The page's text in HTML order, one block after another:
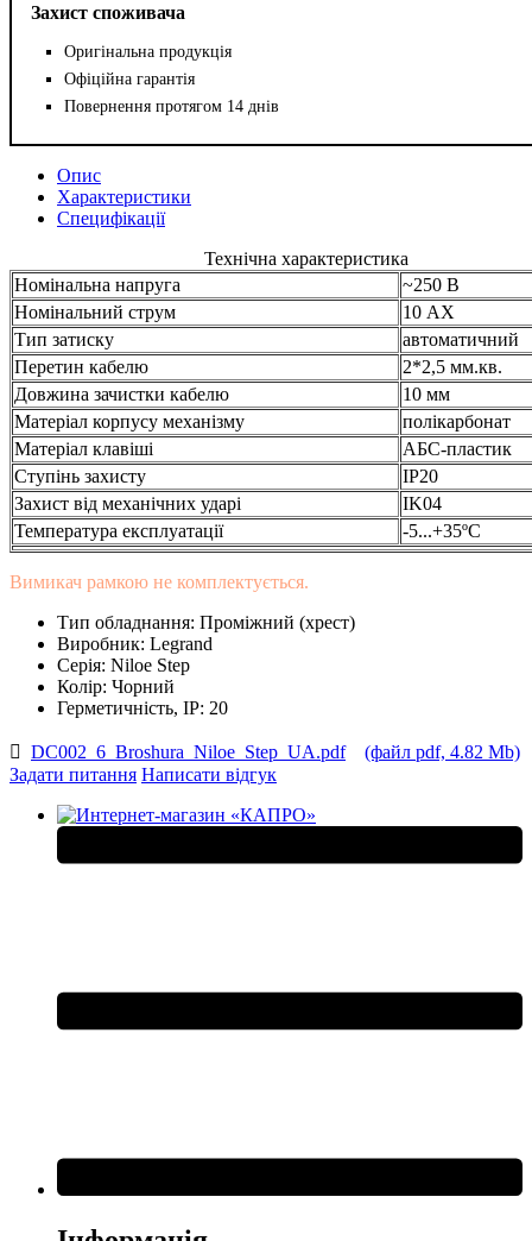
Захист споживача
Оригінальна продукція
Офіційна гарантія
Повернення протягом 14 днів
Опис
Характеристики
Специфікації
Технічна характеристика
Номінальна напруга
~250 В
Номінальний струм
10 АХ
Тип затиску
автоматичний
Перетин кабелю
2*2,5 мм.кв.
Довжина зачистки кабелю
10 мм
Матеріал корпусу механізму
полікарбонат
Матеріал клавіші
АБС-пластик
Ступінь захисту
IP20
Захист від механічних ударі
IK04
Температура експлуатації
-5...+35ºС
Вимикач рамкою не комплектується.
Тип обладнання: Проміжний (хрест)
Виробник: Legrand
Серія: Niloe Step
Колір: Чорний
Герметичність, IP: 20
DC002_6_Broshura_Niloe_Step_UA.pdf
(файл pdf, 4.82 Mb)
Задати питання Написати відгук